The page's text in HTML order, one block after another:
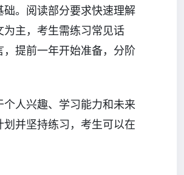
。阅读部分要求快速理解
主，考生需练习常见话
提前一年开始准备，分阶
人兴趣、学习能力和未来
并坚持练习，考生可以在